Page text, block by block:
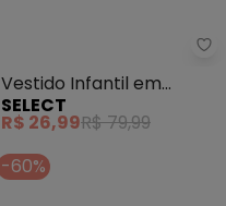
Vestido Infantil em
Moletinho Maquenetado
SELECT
R$ 26,99R$ 79,99
-60%